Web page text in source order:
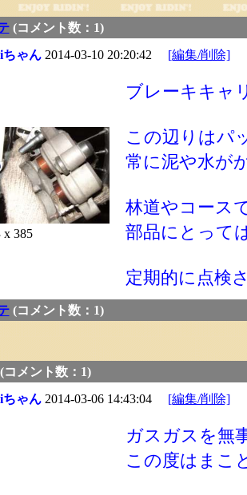
(コメント数：1)
ちゃん2014-03-10 20:20:42 [編集/削除]
x 385
ブレーキキャ
この辺りはパ
常に泥や水が
林道やコース
部品にとって
定期的に点検
(コメント数：1)
メント数：1)
ちゃん2014-03-06 14:43:04 [編集/削除]
ガスガスを無
この度はまこ